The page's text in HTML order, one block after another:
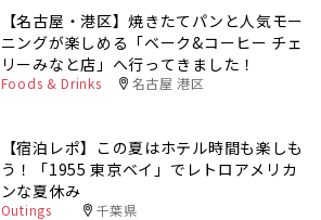
【名古屋・港区】焼きたてパンと人気モー
ニングが楽しめる「ベーク&コーヒー チェ
リーみなと店」へ行ってきました！
Foods & Drinks 名古屋 港区
【宿泊レポ】この夏はホテル時間も楽しも
う！「1955 東京ベイ」でレトロアメリカ
ンな夏休み
Outings 千葉県